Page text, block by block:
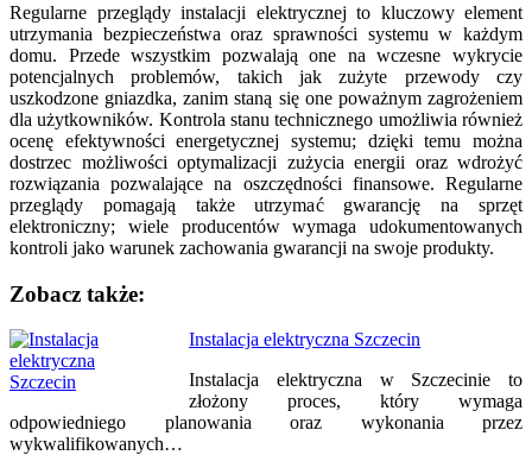
Regularne przeglądy instalacji elektrycznej to kluczowy element
utrzymania bezpieczeństwa oraz sprawności systemu w każdym
domu. Przede wszystkim pozwalają one na wczesne wykrycie
potencjalnych problemów, takich jak zużyte przewody czy
uszkodzone gniazdka, zanim staną się one poważnym zagrożeniem
dla użytkowników. Kontrola stanu technicznego umożliwia również
ocenę efektywności energetycznej systemu; dzięki temu można
dostrzec możliwości optymalizacji zużycia energii oraz wdrożyć
rozwiązania pozwalające na oszczędności finansowe. Regularne
przeglądy pomagają także utrzymać gwarancję na sprzęt
elektroniczny; wiele producentów wymaga udokumentowanych
kontroli jako warunek zachowania gwarancji na swoje produkty.
Zobacz także:
Instalacja elektryczna Szczecin
Instalacja elektryczna w Szczecinie to
złożony proces, który wymaga
odpowiedniego planowania oraz wykonania przez
wykwalifikowanych…
Nawigacja
wpisu